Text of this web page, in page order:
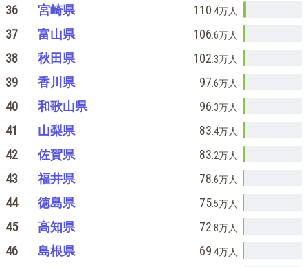
36 宮崎県 110 .4万人
37 富山県 106 .6万人
38 秋田県 102 .3万人
39 香川県 97 .6万人
40 和歌山県 96 .3万人
41 山梨県 83 .4万人
42 佐賀県 83 .2万人
43 福井県 78 .6万人
44 徳島県 75.5万人
45 高知県 72 .8万人
46 島根県 69 .4万人